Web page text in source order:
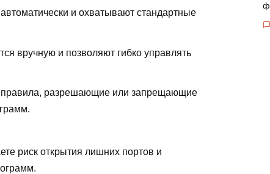
и охватывают стандартные
вручную и позволяют гибко управлять
разрешающие или запрещающие
риск открытия лишних портов и